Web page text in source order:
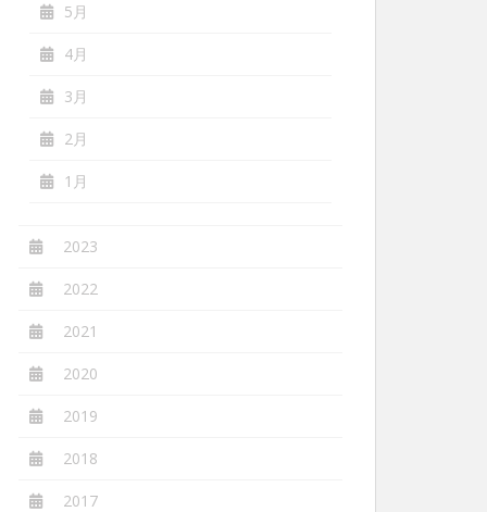
5月
4月
3月
2月
1月
2023
2022
2021
2020
2019
2018
2017